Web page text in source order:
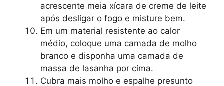
acrescente meia xícara de creme de leite
após desligar o fogo e misture bem.
Em um material resistente ao calor
médio, coloque uma camada de molho
branco e disponha uma camada de
massa de lasanha por cima.
Cubra mais molho e espalhe presunto